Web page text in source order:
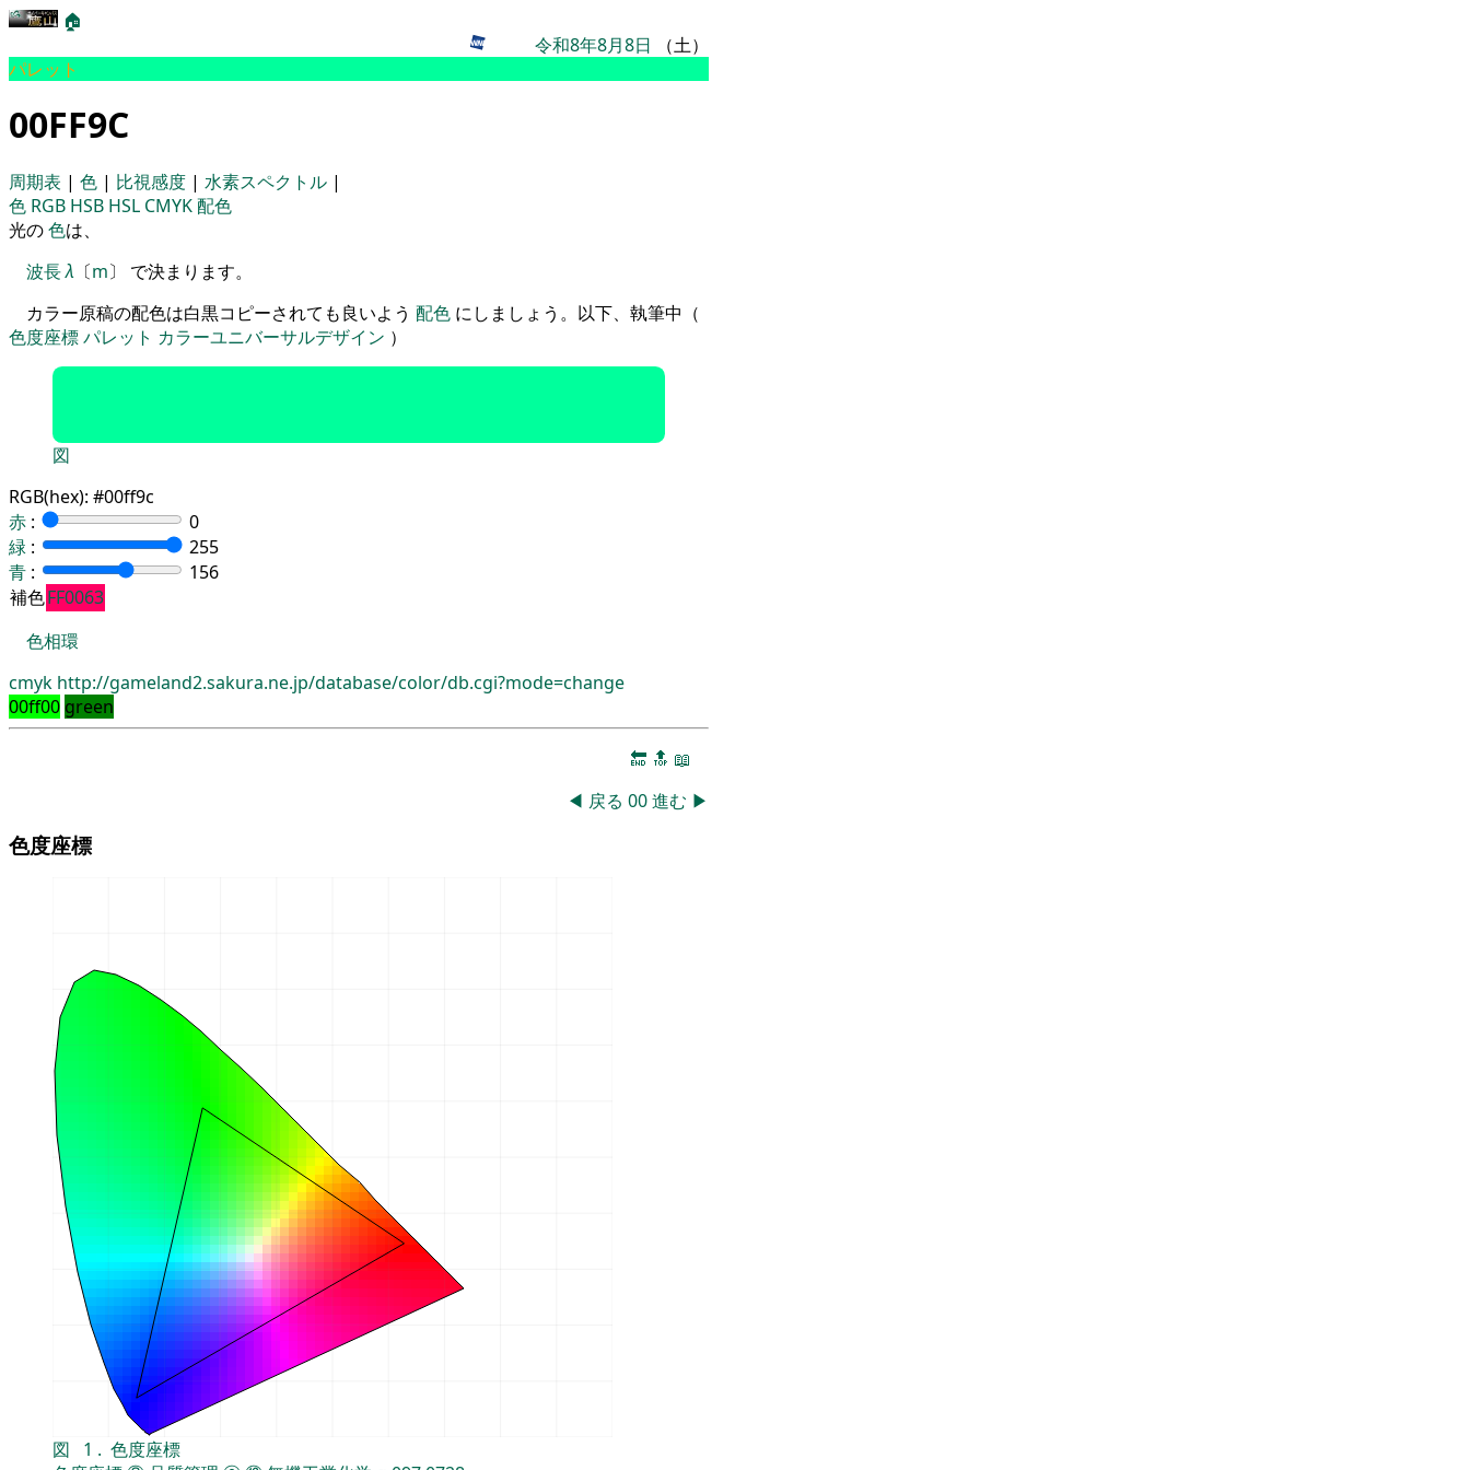
🏠
令和8年8月8日 （土）
パレット
00FF9C
周期表 | 色 | 比視感度 | 水素スペクトル |
色 RGB HSB HSL CMYK配色
光の色は、
波長λ 〔m〕 で決まります。
カラー原稿の配色は白黒コピーされても良いよう 配色 にしましょう。以下、執筆中（
色度座標パレット カラーユニバーサルデザイン ）
図
RGB(hex): #00ff9c
赤 :
0
緑 :
255
青 :
156
補色FF0063
色相環
cmyk http://gameland2.sakura.ne.jp/database/color/db.cgi?mode=change
00ff00 green
🔚 🔝 📖
◀ 戻る 00進む ▶
色度座標
図 1 . 色度座標